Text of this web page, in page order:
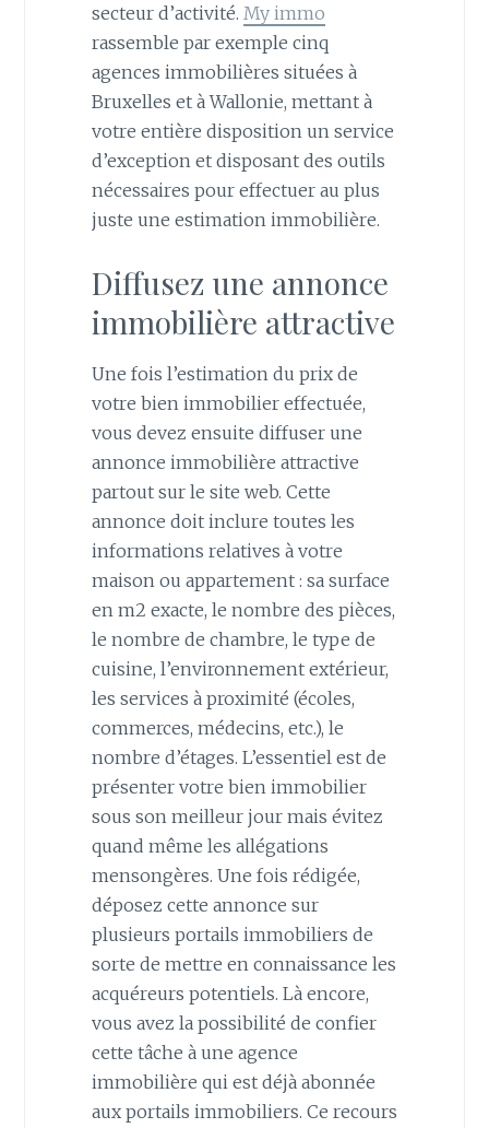
secteur d’activité. My immo
rassemble par exemple cinq
agences immobilières situées à
Bruxelles et à Wallonie, mettant à
votre entière disposition un service
d’exception et disposant des outils
nécessaires pour effectuer au plus
juste une estimation immobilière.
Diffusez une annonce
immobilière attractive
Une fois l’estimation du prix de
votre bien immobilier effectuée,
vous devez ensuite diffuser une
annonce immobilière attractive
partout sur le site web. Cette
annonce doit inclure toutes les
informations relatives à votre
maison ou appartement : sa surface
en m2 exacte, le nombre des pièces,
le nombre de chambre, le type de
cuisine, l’environnement extérieur,
les services à proximité (écoles,
commerces, médecins, etc.), le
nombre d’étages. L’essentiel est de
présenter votre bien immobilier
sous son meilleur jour mais évitez
quand même les allégations
mensongères. Une fois rédigée,
déposez cette annonce sur
plusieurs portails immobiliers de
sorte de mettre en connaissance les
acquéreurs potentiels. Là encore,
vous avez la possibilité de confier
cette tâche à une agence
immobilière qui est déjà abonnée
aux portails immobiliers. Ce recours